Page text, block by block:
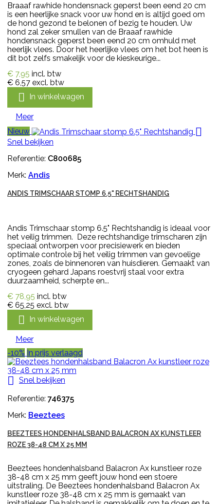
Braaaf rawhide hondensnack geperst been eend 20 cm
is een heerlijke snack voor uw hond en is altijd goed om
de hond gezond te belonen of bezig te houden. Uw
hond zal zeker smullen van de Braaaf rawhide
hondensnack geperst been eend 20 cm omhuld met
heerlijk vlees. Door het heerlijke vlees om het bot heen is
dit bot zelfs smakelijk voor de kieskeurige...
€ 7,95 incl. btw
€ 6,57 excl. btw
 In winkelwagen
Meer
Nieuw

Snel bekijken
Referentie: C800685
Merk: Andis
ANDIS TRIMSCHAAR STOMP 6.5" RECHTSHANDIG
Andis Trimschaar stomp 6.5" Rechtshandig is ideaal voor
het veilig trimmen. Deze rechtshandige trimscharen zijn
speciaal ontworpen voor precisiewerk en bieden
optimale controle bij het veilig trimmen van gevoelige
zones, zoals de binnenoren van huisdieren. Gemaakt van
cryogeen gehard Japans roestvrij staal voor extra
duurzaamheid, scherpte en...
€ 78,95 incl. btw
€ 65,25 excl. btw
 In winkelwagen
Meer
-10% In prijs verlaagd
 Snel bekijken
Referentie: 746375
Merk: Beeztees
BEEZTEES HONDENHALSBAND BALACRON AX KUNSTLEER
ROZE 38-48 CM X 25 MM
Beeztees hondenhalsband Balacron Ax kunstleer roze
38-48 cm x 25 mm geeft jouw hond een stoere
uitstraling. De Beeztees hondenhalsband Balacron Ax
kunstleer roze 38-48 cm x 25 mm is gemaakt van